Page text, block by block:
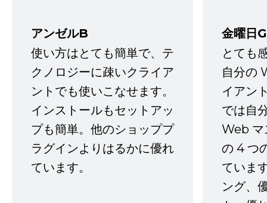
アンゼルB
使い方はとても簡単で、テ
クノロジーに疎いクライア
ントでも使いこなせます。
インストールもセットアッ
プも簡単。他のショッププ
ラグインよりはるかに優れ
ています。
金曜日G
とても
自分の
イアン
では自
Web マ
の 4 つ
ていま
ング、